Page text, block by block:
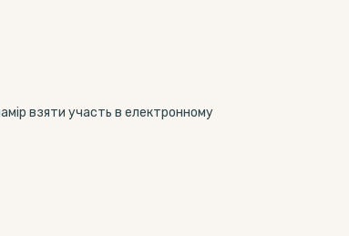
взяти участь в електронному